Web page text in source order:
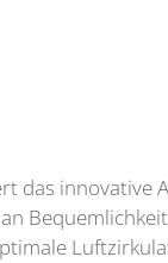
innovative